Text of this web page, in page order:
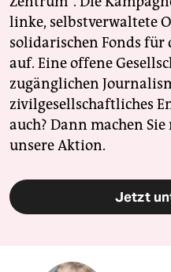
linke, selbstverwaltete
solidarischen Fonds für
auf. Eine offene
zugänglichen
zivilgesellschaftliches
auch? Dann machen
unsere Aktion.
Jetzt